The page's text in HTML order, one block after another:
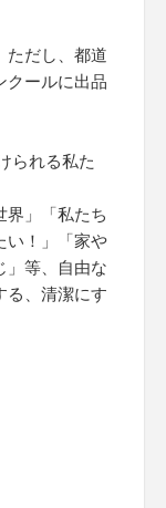
ただし、都道
クールに出品
られる私た
」「私たち
い！」「家や
」等、自由な
る、清潔にす